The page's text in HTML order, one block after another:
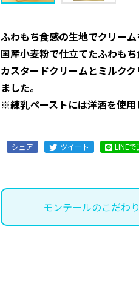
ふわもち食感の生地でクリーム
国産小麦粉で仕立てたふわも
カスタードクリームとミルク
ました。
※練乳ペーストには洋酒を使用
シェア ツイート LINEで
モンテールのこだわり